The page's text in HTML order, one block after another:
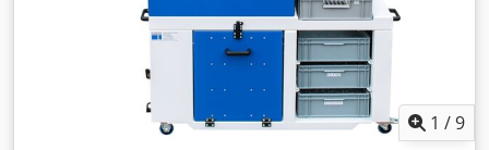
1 /9